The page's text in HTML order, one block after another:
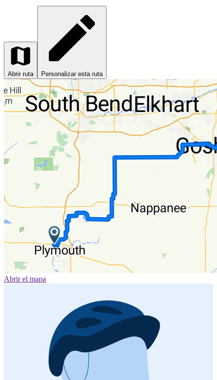
Abrir ruta Personalizar esta ruta
Abrir el mapa